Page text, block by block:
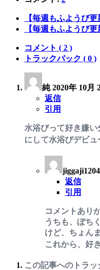
【毎週もふようび
【毎週もふようび
コメント ( 2 )
トラックバック ( 0 )
純 2020年 10月
返信
引用
水浴びって好き嫌
にして水浴びデビ
jiggaji1204
返信
引用
コメントあり
うちも、ぽち
けど、ちょん
これから、好
この記事へのトラッ